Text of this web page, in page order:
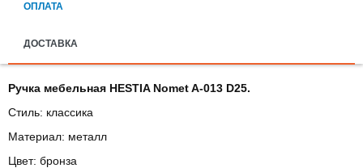
ОПЛАТА
ДОСТАВКА
Ручка мебельная HESTIA Nomet A-013 D25.
Стиль: классика
Материал: металл
Цвет: бронза